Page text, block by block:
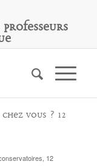
Professeurs
vous ? 12
12